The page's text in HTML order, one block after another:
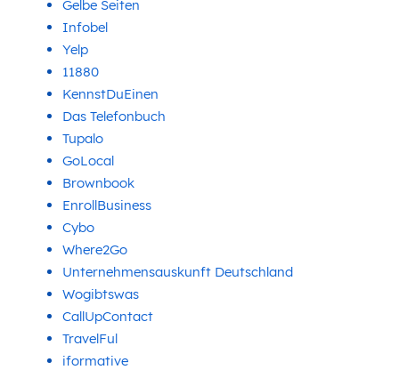
Gelbe Seiten
Infobel
Yelp
11880
KennstDuEinen
Das Telefonbuch
Tupalo
GoLocal
Brownbook
EnrollBusiness
Cybo
Where2Go
Unternehmensauskunft Deutschland
Wogibtswas
CallUpContact
TravelFul
iformative